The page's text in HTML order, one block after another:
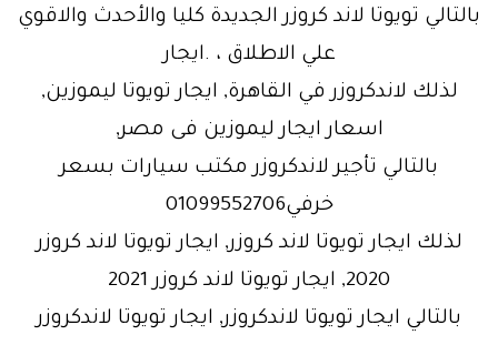
بالتالي تويوتا لاند كروزر الجديدة كليا والأحدث والاقوي
علي الاطلاق ، .ايجار
لذلك لاندكروزر في القاهرة, ايجار تويوتا ليموزين,
اسعار ايجار ليموزين فى مصر,
بالتالي تأجير لاندكروزر مكتب سيارات بسعر
خرفي01099552706
لذلك ايجار تويوتا لاند كروزر, ايجار تويوتا لاند كروزر
2020, ايجار تويوتا لاند كروزر 2021
بالتالي ايجار تويوتا لاندكروزر, ايجار تويوتا لاندكروزر